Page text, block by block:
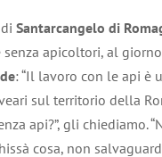
Santarcangelo di
apicoltori, al
: “Il lavoro con le api è
sul territorio della
api?”, gli
cosa, non